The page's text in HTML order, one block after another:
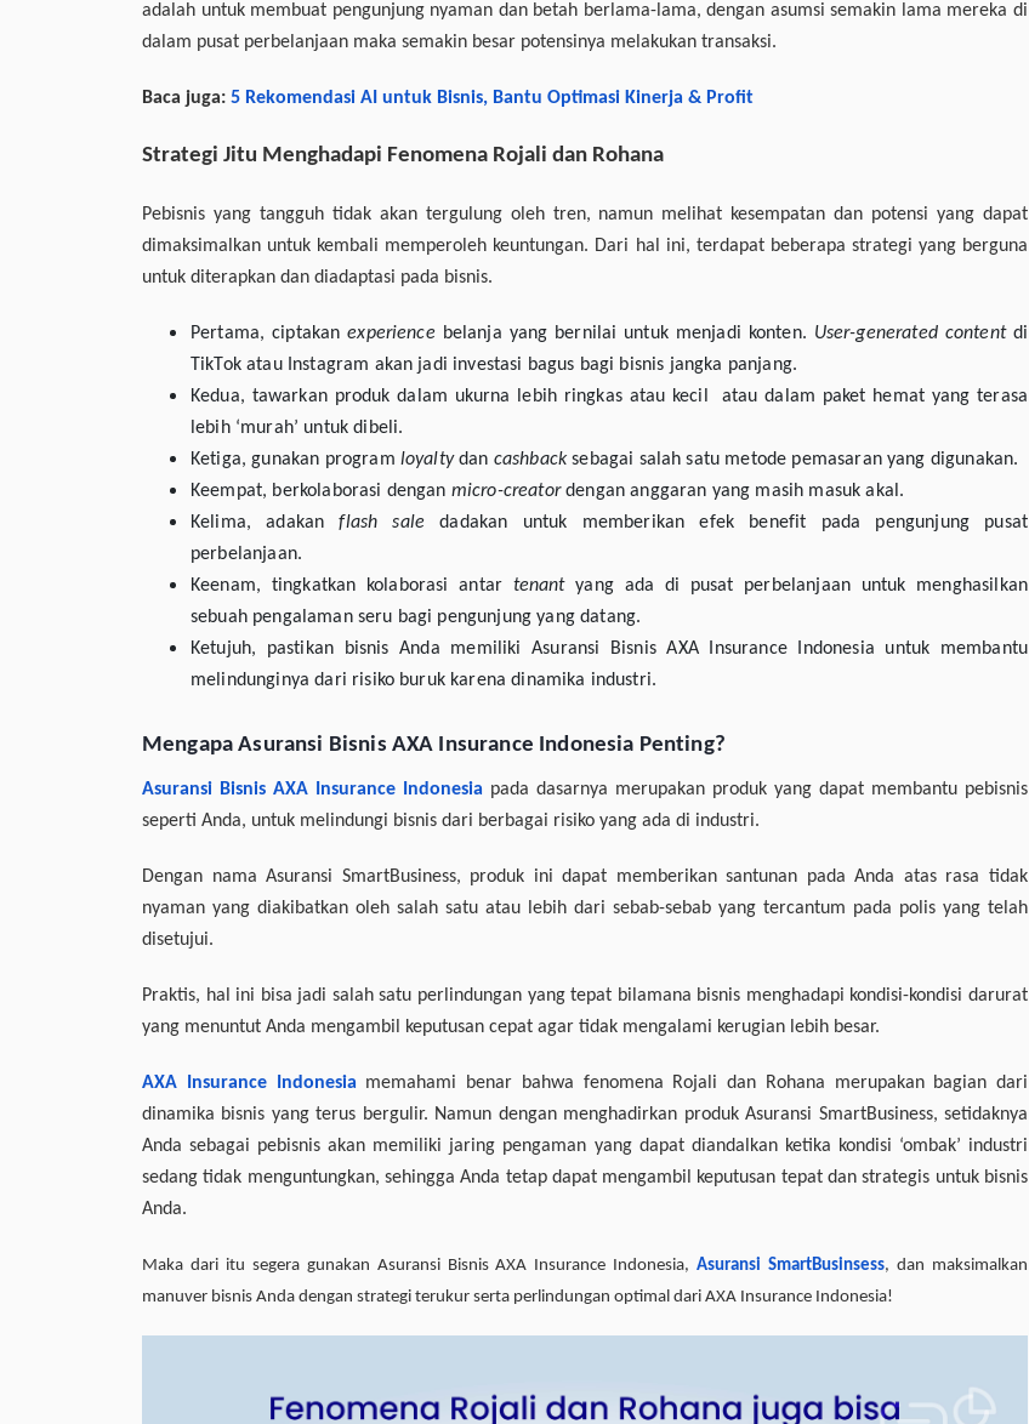
adalah untuk membuat pengunjung nyaman dan betah berlama-lama, dengan asumsi semakin lama mereka di
dalam pusat perbelanjaan maka semakin besar potensinya melakukan transaksi.
Baca juga: 5 Rekomendasi AI untuk Bisnis, Bantu Optimasi Kinerja & Profit
Strategi Jitu Menghadapi Fenomena Rojali dan Rohana
Pebisnis yang tangguh tidak akan tergulung oleh tren, namun melihat kesempatan dan potensi yang dapat
dimaksimalkan untuk kembali memperoleh keuntungan. Dari hal ini, terdapat beberapa strategi yang berguna
untuk diterapkan dan diadaptasi pada bisnis.
Pertama, ciptakanexperiencebelanja yang bernilai untuk menjadi konten. User-generated contentdi
TikTok atau Instagram akan jadi investasi bagus bagi bisnis jangka panjang.
Kedua, tawarkan produk dalam ukurna lebih ringkas atau kecil atau dalam paket hemat yang terasa
lebih ‘murah’ untuk dibeli.
Ketiga, gunakan program loyaltydan cashback sebagai salah satu metode pemasaran yang digunakan.
Keempat, berkolaborasi dengan micro-creatordengan anggaran yang masih masuk akal.
Kelima, adakanflash sale dadakan untuk memberikan efek benefit pada pengunjung pusat
perbelanjaan.
Keenam, tingkatkan kolaborasi antar tenantyang ada di pusat perbelanjaan untuk menghasilkan
sebuah pengalaman seru bagi pengunjung yang datang.
Ketujuh, pastikan bisnis Anda memiliki Asuransi Bisnis AXA Insurance Indonesia untuk membantu
melindunginya dari risiko buruk karena dinamika industri.
Mengapa Asuransi Bisnis AXA Insurance Indonesia Penting?
Asuransi Bisnis AXA Insurance Indonesia pada dasarnya merupakan produk yang dapat membantu pebisnis
seperti Anda, untuk melindungi bisnis dari berbagai risiko yang ada di industri.
Dengan nama Asuransi SmartBusiness, produk ini dapat memberikan santunan pada Anda atas rasa tidak
nyaman yang diakibatkan oleh salah satu atau lebih dari sebab-sebab yang tercantum pada polis yang telah
disetujui.
Praktis, hal ini bisa jadi salah satu perlindungan yang tepat bilamana bisnis menghadapi kondisi-kondisi darurat
yang menuntut Anda mengambil keputusan cepat agar tidak mengalami kerugian lebih besar.
AXA Insurance Indonesia memahami benar bahwa fenomena Rojali dan Rohana merupakan bagian dari
dinamika bisnis yang terus bergulir. Namun dengan menghadirkan produk Asuransi SmartBusiness, setidaknya
Anda sebagai pebisnis akan memiliki jaring pengaman yang dapat diandalkan ketika kondisi ‘ombak’ industri
sedang tidak menguntungkan, sehingga Anda tetap dapat mengambil keputusan tepat dan strategis untuk bisnis
Anda.
Maka dari itu segera gunakan Asuransi Bisnis AXA Insurance Indonesia,AsuransiSmartBusinsess, dan maksimalkan
manuver bisnis Anda dengan strategi terukur serta perlindungan optimal dari AXA Insurance Indonesia!